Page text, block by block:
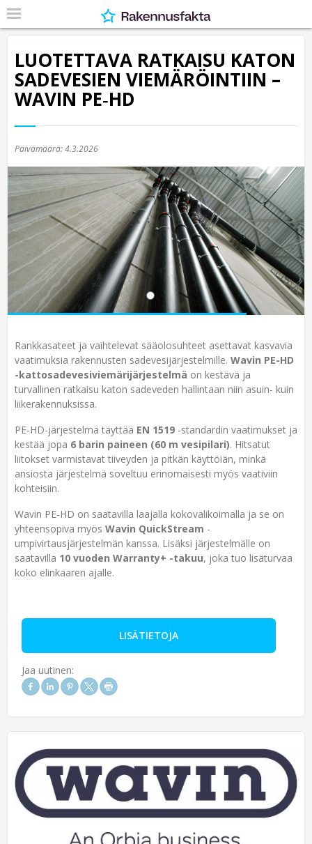
LUOTETTAVA RATKAISU KATON
SADEVESIEN VIEMÄRÖINTIIN –
WAVIN PE‑HD
Päivämäärä:4.3.2026
Rankkasateet ja vaihtelevat sääolosuhteet asettavat kasvavia
vaatimuksia rakennusten sadevesijärjestelmille. Wavin PE-HD
-kattosadevesiviemärijärjestelmä on kestävä ja
turvallinen ratkaisu katon sadeveden hallintaan niin asuin- kuin
liikerakennuksissa.
PE‑HD-järjestelmä täyttää EN 1519 -standardin vaatimukset ja
kestää jopa 6 barin paineen (60 m vesipilari). Hitsatut
liitokset varmistavat tiiveyden ja pitkän käyttöiän, minkä
ansiosta järjestelmä soveltuu erinomaisesti myös vaativiin
kohteisiin.
Wavin PE‑HD on saatavilla laajalla kokovalikoimalla ja se on
yhteensopiva myös Wavin QuickStream -
umpivirtausjärjestelmän kanssa. Lisäksi järjestelmälle on
saatavilla 10 vuoden Warranty+ -takuu, joka tuo lisäturvaa
koko elinkaaren ajalle.
LISÄTIETOJA
Jaa uutinen: